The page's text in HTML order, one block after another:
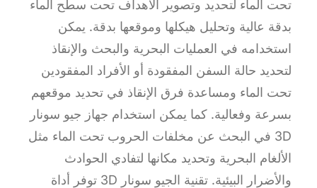
تحت الماء لتحديد وتصوير الأهداف تحت سطح الماء
بدقة عالية وتحليل هيكلها وموقعها بدقة. يمكن
استخدامه في العمليات البحرية والبحث والإنقاذ
لتحديد حالة السفن المفقودة أو الأفراد المفقودين
تحت الماء ومساعدة فرق الإنقاذ في تحديد موقعهم
بسرعة وفعالية. كما يمكن استخدام جهاز جيو سونار
3D في البحث عن مخلفات الحروب تحت الماء مثل
الألغام البحرية وتحديد مكانها لتفادي الحوادث
والأضرار البيئية. تقنية الجيو سونار 3D توفر أداة